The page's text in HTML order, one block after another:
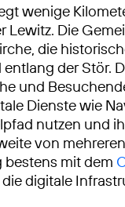
wenige
Lewitz. Die
die
entlang der Stör.
und
Dienste wie
nutzen und
von
bestens mit dem
digitale